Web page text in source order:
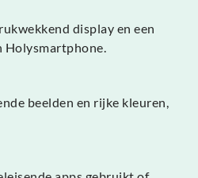
display en een
Holysmartphone.
beelden en rijke kleuren,